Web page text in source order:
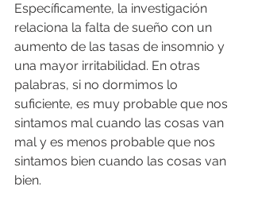
Específicamente, la investigación
relaciona la falta de sueño con un
aumento de las tasas de insomnio y
una mayor irritabilidad. En otras
palabras, si no dormimos lo
suficiente, es muy probable que nos
sintamos mal cuando las cosas van
mal y es menos probable que nos
sintamos bien cuando las cosas van
bien.